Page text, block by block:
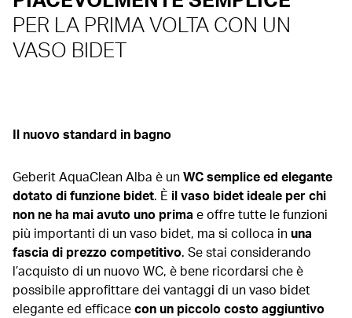
PER LA PRIMA VOLTA CON UN
VASO BIDET
Il nuovo standard in bagno
Geberit AquaClean Alba è unWC semplice ed elegante
dotato di funzione bidet. È il vaso bidet ideale per chi
non ne ha mai avuto uno prima e offre tutte le funzioni
più importanti di un vaso bidet, ma si colloca inuna
fascia di prezzo competitivo. Se stai considerando
l’acquisto di un nuovo WC, è bene ricordarsi che è
possibile approfittare dei vantaggi di un vaso bidet
elegante ed efficacecon un piccolo costo aggiuntivo